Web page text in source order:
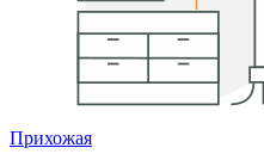
Прихожая